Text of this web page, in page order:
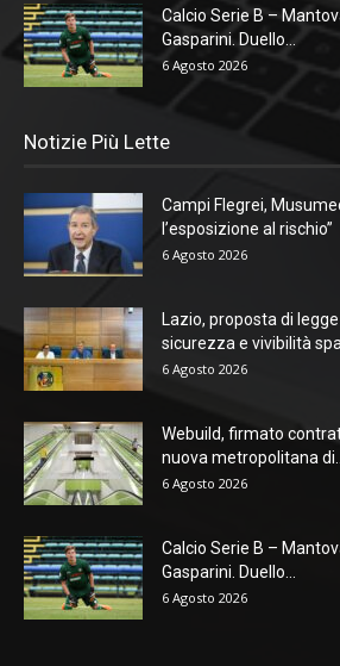
Calcio Serie B –
Gasparini. Duello...
6 Agosto 2026
Notizie Più Lette
Campi Flegrei,
l’esposizione al rischio”
6 Agosto 2026
Lazio, proposta di
sicurezza e vivibilità
6 Agosto 2026
Webuild, firmato
nuova metropolitana di...
6 Agosto 2026
Calcio Serie B –
Gasparini. Duello...
6 Agosto 2026